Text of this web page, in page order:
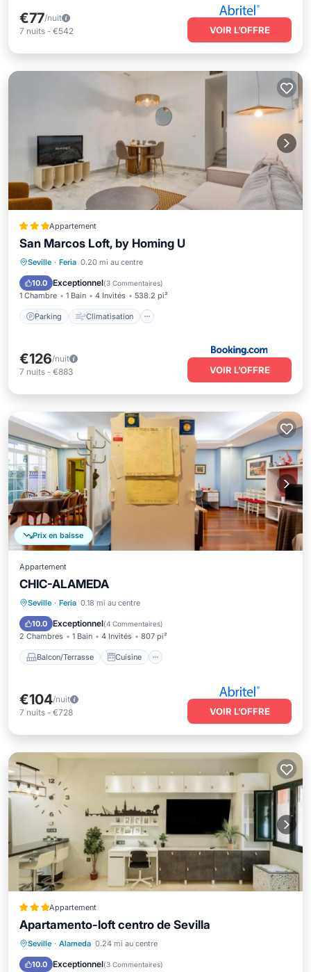
€77/nuit
7 nuits - €542 VOIR L’OFFRE
Appartement
San Marcos Loft, by Homing U
Seville · Feria 0.20 mi au centre
10.0 Exceptionnel(3 Commentaires)
1 Chambre 1 Bain 4 Invités 538.2 pi²
Parking Climatisation
Parking Climatisation
Adapté aux enfants
€126/nuit
7 nuits - €883 VOIR L’OFFRE
Prix en baisse
Appartement
CHIC-ALAMEDA
Seville · Feria 0.18 mi au centre
10.0 Exceptionnel(4 Commentaires)
2 Chambres 1 Bain 4 Invités 807 pi²
Balcon/Terrasse Cuisine
Balcon/Terrasse
Climatisation
Internet
€104/nuit
7 nuits - €728 VOIR L’OFFRE
Appartement
Apartamento-loft centro de Sevilla
Seville · Alameda 0.24 mi au centre
10.0 Exceptionnel(3 Commentaires)
Climatisation
Internet
Adapté aux enfants